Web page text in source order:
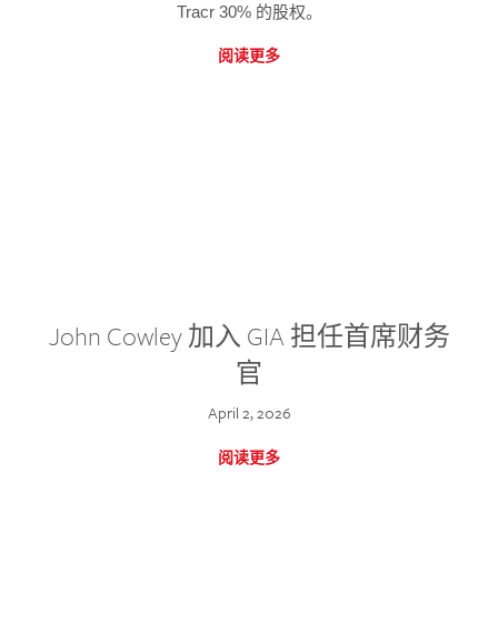
Tracr 30% 的股权。
阅读更多
John Cowley 加入 GIA 担任首席财务
官
April 2, 2026
阅读更多